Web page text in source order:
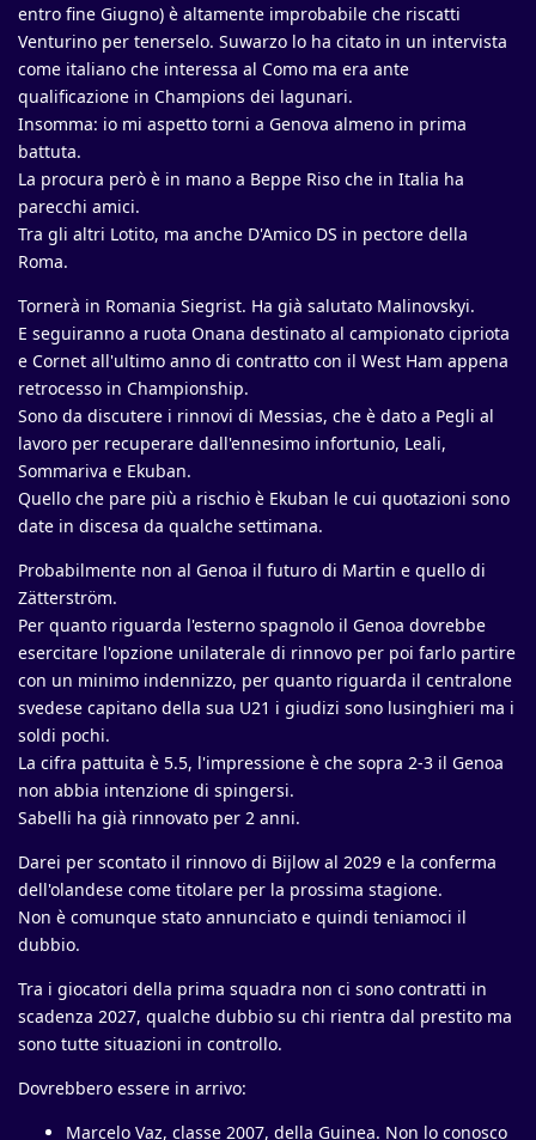
entro fine Giugno) è altamente improbabile che riscatti
Venturino per tenerselo. Suwarzo lo ha citato in un intervista
come italiano che interessa al Como ma era ante
qualificazione in Champions dei lagunari.
Insomma: io mi aspetto torni a Genova almeno in prima
battuta.
La procura però è in mano a Beppe Riso che in Italia ha
parecchi amici.
Tra gli altri Lotito, ma anche D'Amico DS in pectore della
Roma.
Tornerà in Romania Siegrist. Ha già salutato Malinovskyi.
E seguiranno a ruota Onana destinato al campionato cipriota
e Cornet all'ultimo anno di contratto con il West Ham appena
retrocesso in Championship.
Sono da discutere i rinnovi di Messias, che è dato a Pegli al
lavoro per recuperare dall'ennesimo infortunio, Leali,
Sommariva e Ekuban.
Quello che pare più a rischio è Ekuban le cui quotazioni sono
date in discesa da qualche settimana.
Probabilmente non al Genoa il futuro di Martin e quello di
Zätterström.
Per quanto riguarda l'esterno spagnolo il Genoa dovrebbe
esercitare l'opzione unilaterale di rinnovo per poi farlo partire
con un minimo indennizzo, per quanto riguarda il centralone
svedese capitano della sua U21 i giudizi sono lusinghieri ma i
soldi pochi.
La cifra pattuita è 5.5, l'impressione è che sopra 2-3 il Genoa
non abbia intenzione di spingersi.
Sabelli ha già rinnovato per 2 anni.
Darei per scontato il rinnovo di Bijlow al 2029 e la conferma
dell'olandese come titolare per la prossima stagione.
Non è comunque stato annunciato e quindi teniamoci il
dubbio.
Tra i giocatori della prima squadra non ci sono contratti in
scadenza 2027, qualche dubbio su chi rientra dal prestito ma
sono tutte situazioni in controllo.
Dovrebbero essere in arrivo:
Marcelo Vaz, classe 2007, della Guinea. Non lo conosco